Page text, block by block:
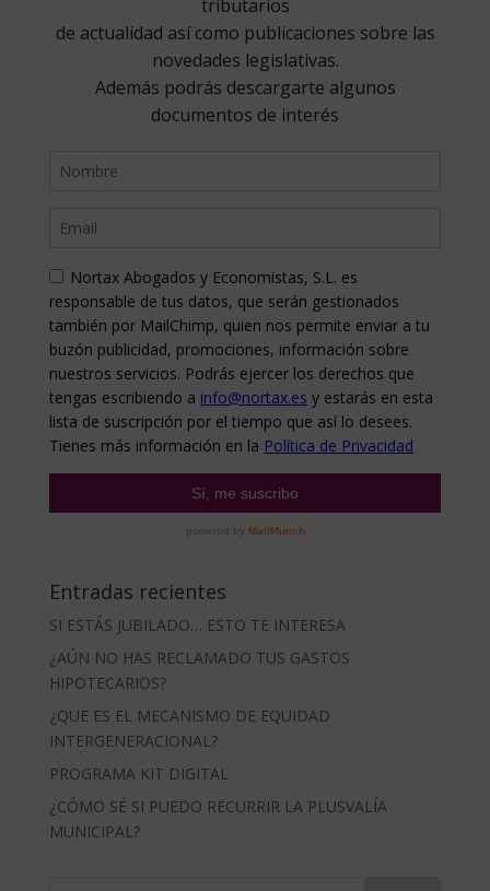
Entradas recientes
SI ESTÁS JUBILADO… ESTO TE INTERESA
¿AÚN NO HAS RECLAMADO TUS GASTOS
HIPOTECARIOS?
¿QUE ES EL MECANISMO DE EQUIDAD
INTERGENERACIONAL?
PROGRAMA KIT DIGITAL
¿CÓMO SÉ SI PUEDO RECURRIR LA PLUSVALÍA
MUNICIPAL?